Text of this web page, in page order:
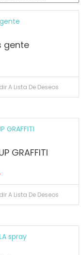
gente
A Lista De Deseos
GRAFFITI
A Lista De Deseos